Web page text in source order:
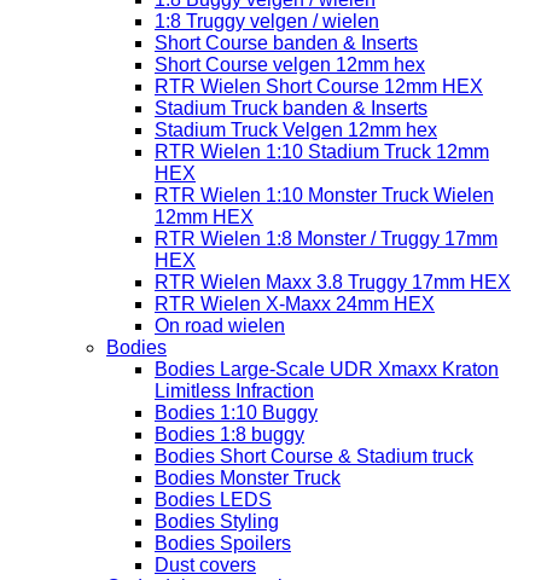
1:8 Truggy velgen / wielen
Short Course banden & Inserts
Short Course velgen 12mm hex
RTR Wielen Short Course 12mm HEX
Stadium Truck banden & Inserts
Stadium Truck Velgen 12mm hex
RTR Wielen 1:10 Stadium Truck 12mm
HEX
RTR Wielen 1:10 Monster Truck Wielen
12mm HEX
RTR Wielen 1:8 Monster / Truggy 17mm
HEX
RTR Wielen Maxx 3.8 Truggy 17mm HEX
RTR Wielen X-Maxx 24mm HEX
On road wielen
Bodies
Bodies Large-Scale UDR Xmaxx Kraton
Limitless Infraction
Bodies 1:10 Buggy
Bodies 1:8 buggy
Bodies Short Course & Stadium truck
Bodies Monster Truck
Bodies LEDS
Bodies Styling
Bodies Spoilers
Dust covers